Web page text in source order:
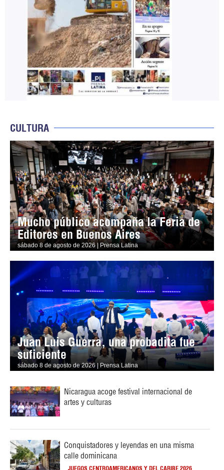
CULTURA
Mucho público acompaña la Feria de
Editores en Buenos Aires
sábado 8 de agosto de 2026 | Prensa Latina
Juan Luis Guerra, una probadita fue
suficiente
sábado 8 de agosto de 2026 | Prensa Latina
Nicaragua acoge festival internacional de
artes y culturas
Conquistadores y leyendas en una misma
calle dominicana
JUEGOS CENTROAMERICANOS Y DEL CARIBE 2026